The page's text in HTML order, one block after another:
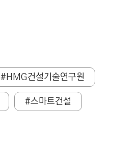
#HMG건설기술연구원
#스마트건설